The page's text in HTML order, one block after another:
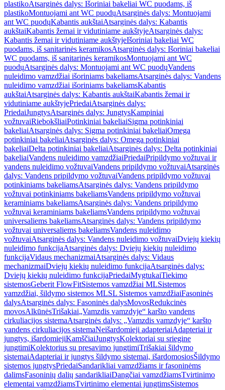
plastikoAtsarginės dalys: Išoriniai bakeliai WC puodams, iš
plastikoMontuojami ant WC puodųAtsarginės dalys: Montuojami
ant WC puodųKabantis aukštaiAtsarginės dalys: Kabantis
aukštaiKabantis žemai ir vidutiniame aukštyjeAtsarginės dalys:
Kabantis žemai ir vidutiniame aukštyjeIšoriniai bakeliai WC
puodams, iš sanitarinės keramikosAtsarginės dalys: Išoriniai bakeliai
WC puodams, iš sanitarinės keramikosMontuojami ant WC
puodųAtsarginės dalys: Montuojami ant WC puodųVandens
nuleidimo vamzdžiai išoriniams bakeliamsAtsarginės dalys: Vandens
nuleidimo vamzdžiai išoriniams bakeliamsKabantis
aukštaiAtsarginės dalys: Kabantis aukštaiKabantis žemai ir
vidutiniame aukštyjePriedaiAtsarginės dalys:
PriedaiJungtysAtsarginės dalys: JungtysKampiniai
vožtuvaiRiebokšliaiPotinkiniai bakeliaiSigma potinkiniai
bakeliaiAtsarginės dalys: Sigma potinkiniai bakeliaiOmega
potinkiniai bakeliaiAtsarginės dalys: Omega potinkiniai
bakeliaiDelta potinkiniai bakeliaiAtsarginės dalys: Delta potinkiniai
bakeliaiVandens nuleidimo vamzdžiaiPriedaiPripildymo vožtuvai ir
vandens nuleidimo vožtuvaiVandens pripildymo vožtuvaiAtsarginės
dalys: Vandens pripildymo vožtuvaiVandens pripildymo vožtuvai
potinkiniams bakeliamsAtsarginės dalys: Vandens pripildymo
vožtuvai potinkiniams bakeliamsVandens pripildymo vožtuvai
keraminiams bakeliamsAtsarginės dalys: Vandens pripildymo
vožtuvai keraminiams bakeliamsVandens pripildymo vožtuvai
universaliems bakeliamsAtsarginės dalys: Vandens pripildymo
vožtuvai universaliems bakeliamsVandens nuleidimo
vožtuvaiAtsarginės dalys: Vandens nuleidimo vožtuvaiDviejų kiekių
nuleidimo funkcijaAtsarginės dalys: Dviejų kiekių nuleidimo
funkcijaVidaus mechanizmaiAtsarginės dalys: Vidaus
mechanizmaiDviejų kiekių nuleidimo funkcijaAtsarginės dalys:
Dviejų kiekių nuleidimo funkcijaPriedaiMygtukaiTiekimo
sistemosGeberit FlowFitSistemos vamzdžiai MLSistemos
vamzdžiai, šildymo sistemos MLSL Sistemos vamzdžiaiFasoninės
dalysAtsarginės dalys: Fasoninės dalysMovosRedukcinės
movosAlkūnėsTrišakiai„Vamzdis vamzdyje“ karšto vandens
cirkuliacijos sistemaAtsarginės dalys: „Vamzdis vamzdyje“ karšto
vandens cirkuliacijos sistemaNeišardomieji adapteriaiAdapteriai ir
jungtys, išardomiejiKamščiaiJungtysKolektoriai su sriegine
jungtimiKolektorius su presavimo jungtimiTrišakiai šildymo
sistemaiAdapteriai ir jungtys šildymo sistemai, išardomosiosŠildymo
sistemos jungtysPriedaiSandarikliai vamzdžiams ir fasoninėms
dalimsFasoninių dalių sandarikliaiDangčiai vamzdžiamsTvirtinimo
elementai vamzdžiamsTvirtinimo elementai jungtimsSistemos